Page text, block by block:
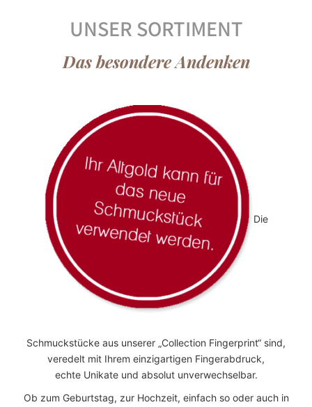
UNSER SORTIMENT
Das besondere Andenken
Die
Schmuckstücke aus unserer „Collection Fingerprint“ sind,
veredelt mit Ihrem einzigartigen Fingerabdruck,
echte Unikate und absolut unverwechselbar.
Ob zum Geburtstag, zur Hochzeit, einfach so oder auch in